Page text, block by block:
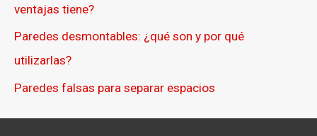
ventajas tiene?
Paredes desmontables: ¿qué son y por qué
utilizarlas?
Paredes falsas para separar espacios